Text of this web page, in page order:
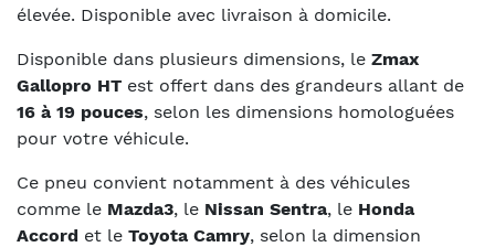
élevée. Disponible avec livraison à domicile.
Disponible dans plusieurs dimensions, le Zmax
Gallopro HT est offert dans des grandeurs allant de
16 à 19 pouces, selon les dimensions homologuées
pour votre véhicule.
Ce pneu convient notamment à des véhicules
comme le Mazda3, le Nissan Sentra, le Honda
Accord et le Toyota Camry, selon la dimension